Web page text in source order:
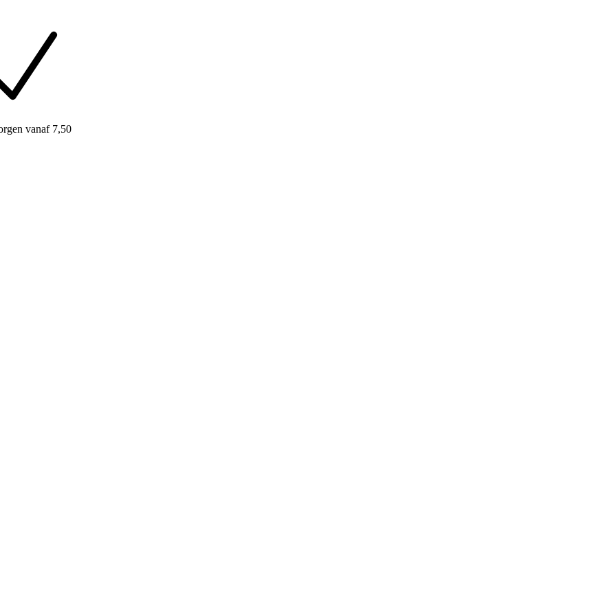
vanaf 7,50